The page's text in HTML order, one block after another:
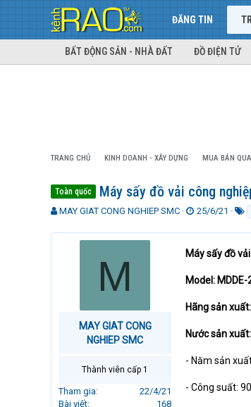
ĐĂNG TIN
BẤT ĐỘNG SẢN - NHÀ ĐẤT ĐỒ ĐIỆN TỬ
TRANG CHỦ KINH DOANH - XÂY DỰNG MUA BÁN
Toàn quốc Máy sấy đồ vải công
T
r
MAY GIAT CONG NGHIEP SMC
N
à
y
g
i
25/6/21
k
h
a
M
MAY GIAT CONG
NGHIEP SMC
Thành viên cấp 1
Tham gia
22/4/21
Bài viết
168
Máy sấy đồ
Model: MDDE-
Hãng sản
Nước sản
- Năm sản
- Công suất: